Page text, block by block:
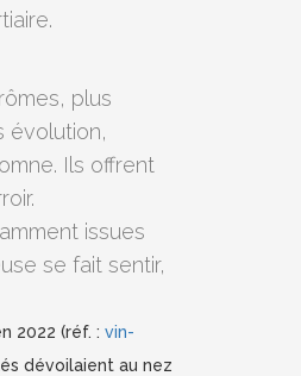
plus
évolution,
Ils offrent
issues
se fait sentir,
2022 (réf. : vin-
dévoilaient au nez